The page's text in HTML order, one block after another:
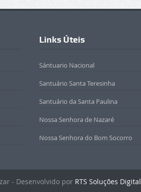
Links Úteis
Sántuario Nacional
Santuário Santa Teresinha
Santuário da Santa Paulina
Nossa Senhora de Nazaré
Nossa Senhora do Bom Socorro
- Desenvolvido por RTS Soluções Digital